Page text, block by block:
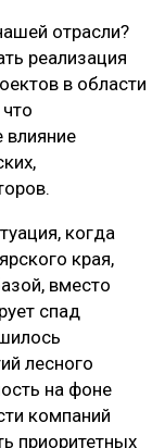
отрасли?
реализация
в области
влияние
когда
края,
вместо
спад
лесного
на фоне
компаний
приоритетных